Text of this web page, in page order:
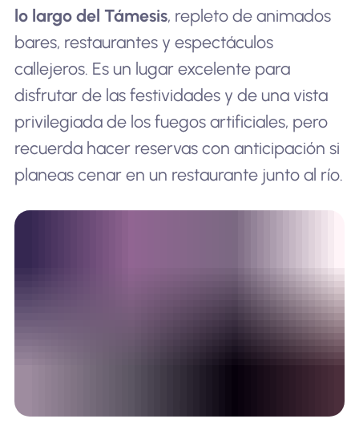
lo largo del Támesis, repleto de animados
bares, restaurantes y espectáculos
callejeros. Es un lugar excelente para
disfrutar de las festividades y de una vista
privilegiada de los fuegos artificiales, pero
recuerda hacer reservas con anticipación si
planeas cenar en un restaurante junto al río.